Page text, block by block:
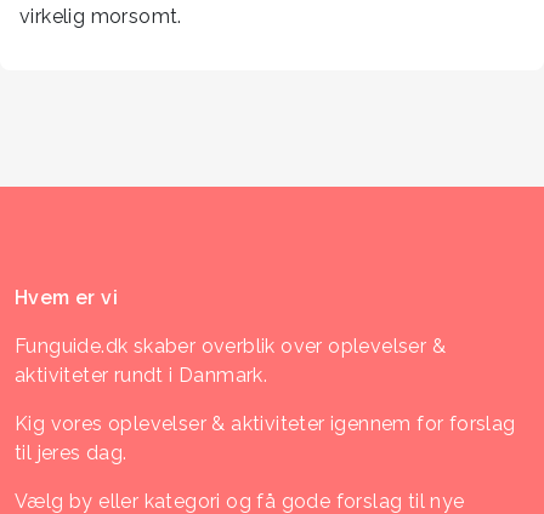
virkelig morsomt.
Hvem er vi
Funguide.dk skaber overblik over oplevelser &
aktiviteter rundt i Danmark.
Kig vores oplevelser & aktiviteter igennem for forslag
til jeres dag.
Vælg by eller kategori og få gode forslag til nye